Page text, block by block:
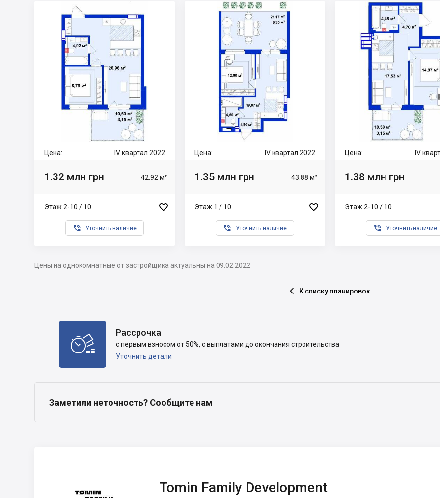
Цена: IV квартал 2022
1.32 млн грн 42.92 м²
Этаж 2-10 / 10 
 Уточнить наличие
Цена: IV квартал 2022
1.35 млн грн 43.88 м²
Этаж 1 / 10 
 Уточнить наличие
Цена: IV
1.38 млн грн
Этаж 2-10 / 10
 Уточнить наличие
Цены на однокомнатные от застройщика актуальны на 09.02.2022
 К списку планировок

Рассрочка
с первым взносом от 50%, с выплатами до окончания строительства
Уточнить детали
Заметили неточность? Сообщите нам
Tomin Family Development